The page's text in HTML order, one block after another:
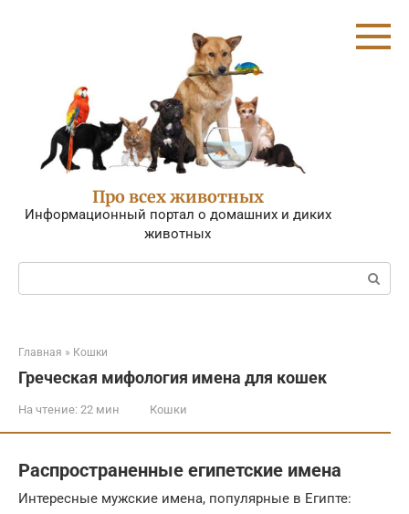
Про всех животных
Информационный портал о домашних и диких
животных
Поиск:
Главная » Кошки
Греческая мифология имена для кошек
На чтение: 22 мин Кошки
Распространенные египетские имена
Интересные мужские имена, популярные в Египте: